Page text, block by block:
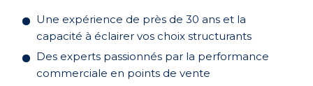
Une expérience de près de 30 ans et la
capacité à éclairer vos choix structurants
Des experts passionnés par la performance
commerciale en points de vente